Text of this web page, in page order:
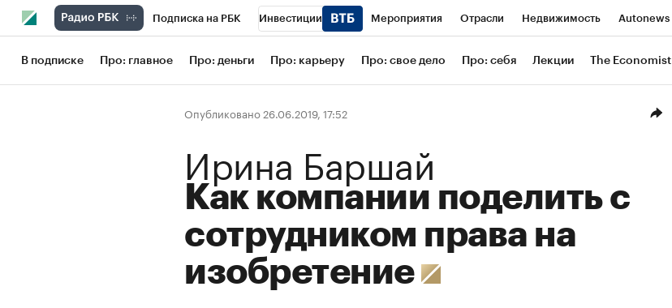
Подписка на РБК Инвестиции Мероприятия Отрасли Недвижимость Autonews
Школа управления РБК РБК Образование РБК Life Тренды Визионеры
Рынок наличной валюты
В подписке Про: главное Про: деньги Про: карьеру Про: свое дело Про: себя Лекции The Economist
Опубликовано 26.06.2019, 17:52
Ирина Баршай
Как компании поделить с
сотрудником права на
изобретение